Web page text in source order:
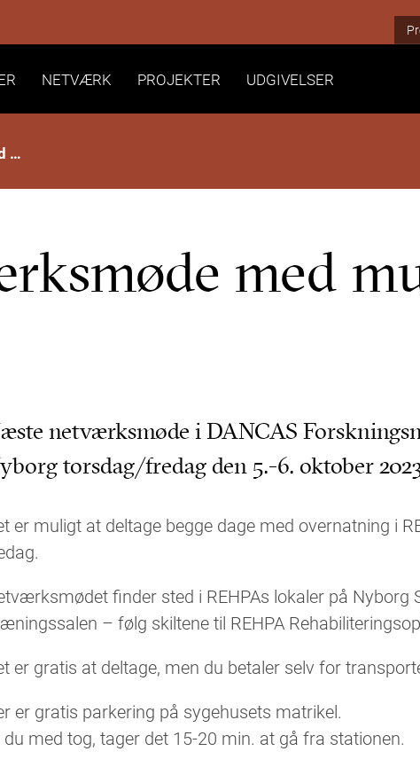
DANCAS netværksmøde med mulighed for overnatning
med
netværksmøde i DANCAS
torsdag/fredag den 5.-6. oktober
er muligt at deltage begge dage med overnatning i
finder sted i REHPAs lokaler på Nyborg
– følg skiltene til REHPA
er gratis at deltage, men du betaler selv for
er gratis parkering på sygehusets matrikel.
du med tog, tager det 15-20 min. at gå fra stationen.
NETVÆRK PROJEKTER UDGIVELSER